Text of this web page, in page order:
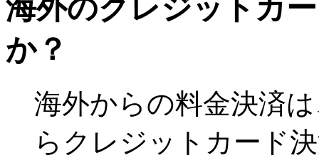
海外のクレジットカ
か？
海外からの料金決済
らクレジットカード